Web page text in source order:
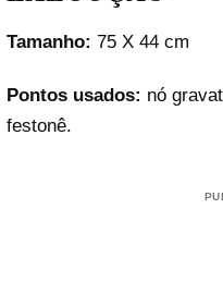
Tamanho: 75 X 44 cm
Pontos usados: nó
festonê.